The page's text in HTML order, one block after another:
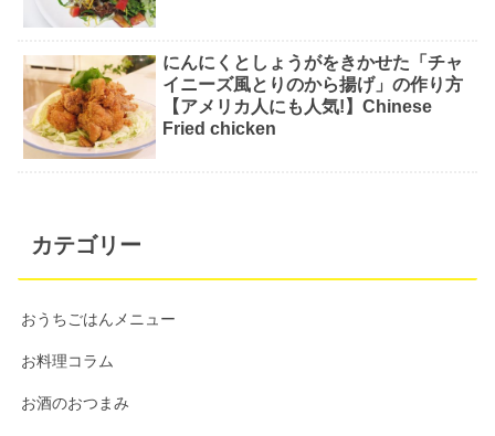
にんにくとしょうがをきかせた「チャ
イニーズ風とりのから揚げ」の作り方
【アメリカ人にも人気!】Chinese
Fried chicken
カテゴリー
おうちごはんメニュー
お料理コラム
お酒のおつまみ